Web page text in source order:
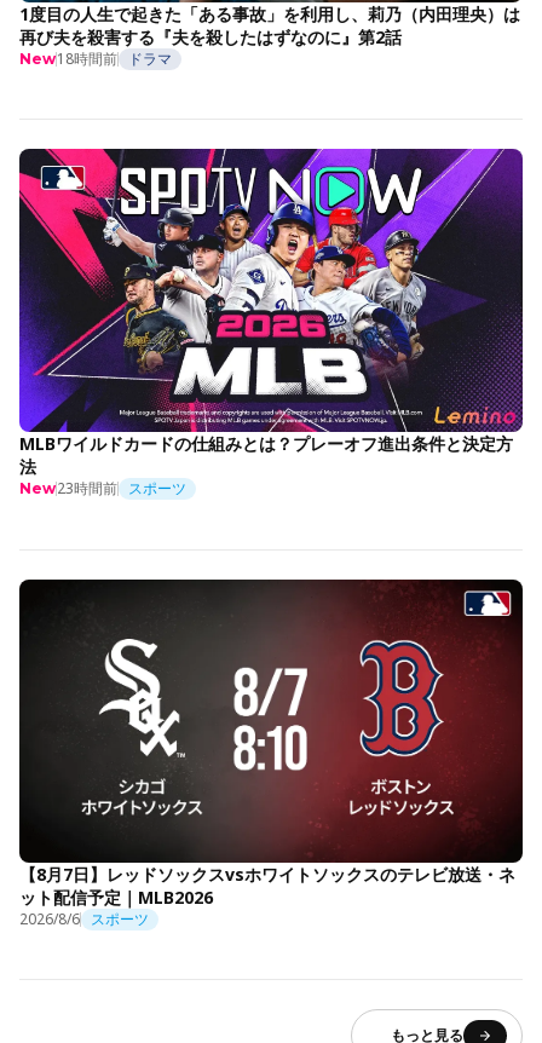
1度目の人生で起きた「ある事故」を利用し、莉乃（内田理央）は
再び夫を殺害する『夫を殺したはずなのに』第2話
New18時間前 ドラマ
MLBワイルドカードの仕組みとは？プレーオフ進出条件と決定方
法
New23時間前 スポーツ
【8月7日】レッドソックスvsホワイトソックスのテレビ放送・ネ
ット配信予定｜MLB2026
2026/8/6 スポーツ
もっと見る